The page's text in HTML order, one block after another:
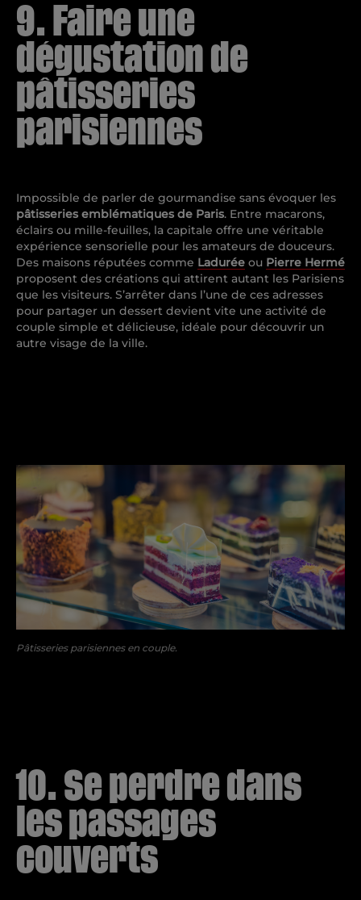
9. Faire une
dégustation de
pâtisseries
parisiennes
Impossible de parler de gourmandise sans évoquer les
pâtisseries emblématiques de Paris. Entre macarons,
éclairs ou mille-feuilles, la capitale offre une véritable
expérience sensorielle pour les amateurs de douceurs.
Des maisons réputées comme Ladurée ou Pierre Hermé
proposent des créations qui attirent autant les Parisiens
que les visiteurs. S’arrêter dans l’une de ces adresses
pour partager un dessert devient vite une activité de
couple simple et délicieuse, idéale pour découvrir un
autre visage de la ville.
Pâtisseries parisiennes en couple.
10. Se perdre dans
les passages
couverts